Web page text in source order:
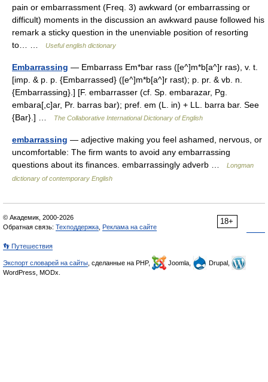
pain or embarrassment (Freq. 3) awkward (or embarrassing or
difficult) moments in the discussion an awkward pause followed his
remark a sticky question in the unenviable position of resorting
to… …
Useful english dictionary
Embarrassing — Embarrass Em*bar rass ([e^]m*b[a^]r ras), v. t.
[imp. & p. p. {Embarrassed} ([e^]m*b[a^]r rast); p. pr. & vb. n.
{Embarrassing}.] [F. embarrasser (cf. Sp. embarazar, Pg.
embara[,c]ar, Pr. barras bar); pref. em (L. in) + LL. barra bar. See
{Bar}.] …
The Collaborative International Dictionary of English
embarrassing — adjective making you feel ashamed, nervous, or
uncomfortable: The firm wants to avoid any embarrassing
questions about its finances. embarrassingly adverb …
Longman
dictionary of contemporary English
18+
© Академик, 2000-2026
Обратная связь: Техподдержка Реклама на сайте
👣 Путешествия
Экспорт словарей на сайты , сделанные на PHP, Joomla,
Drupal,
WordPress, MODx.